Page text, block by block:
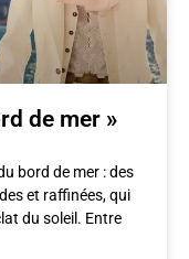
de mer »
bord de mer : des
et raffinées, qui
du soleil. Entre